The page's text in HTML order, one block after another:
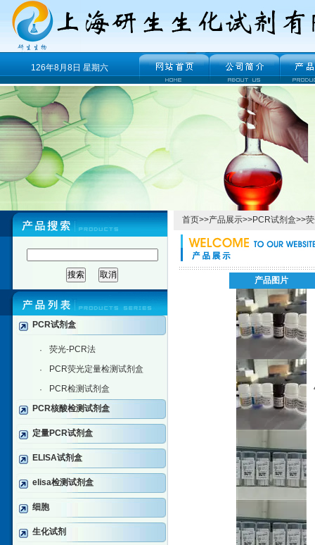
126年8月8日 星期六
PCR试剂盒
· 荧光-PCR法
· PCR荧光定量检测试剂盒
·
PCR检测试剂盒
PCR核酸检测试剂盒
定量PCR试剂盒
ELISA试剂盒
elisa检测试剂盒
细胞
生化试剂
首页>>产品展示>>PCR试剂盒>>
产品图片